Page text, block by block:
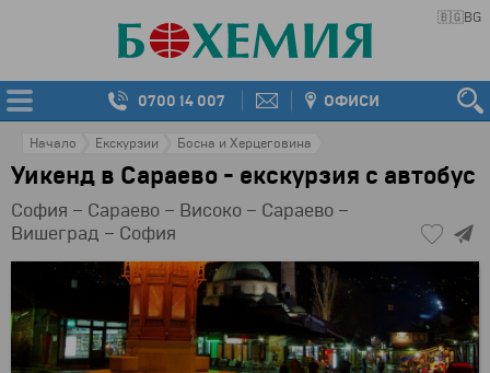
🇧🇬BG
0700 14 007 ОФИСИ
Начало Екскурзии Босна и Херцеговина
Уикенд в Сараево - екскурзия с автобус
София – Сараево – Високо – Сараево –
Вишеград – София